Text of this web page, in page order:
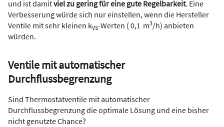
und ist damitviel zu gering für eine gute Regelbarkeit. Eine
Verbesserung würde sich nur einstellen, wenn die Hersteller
Ventile mit sehr kleinen kVS-Werten ( 0,1 m3/h) anbieten
würden.
Ventile mit automatischer
Durchflussbegrenzung
Sind Thermostatventile mit automatischer
Durchflussbegrenzung die optimale Lösung und eine bisher
nicht genutzte Chance?